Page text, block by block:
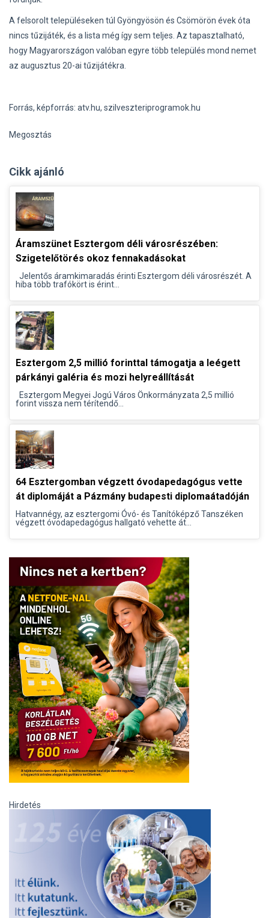
A felsorolt településeken túl Gyöngyösön és Csömörön évek óta
nincs tűzijáték, és a lista még így sem teljes. Az tapasztalható,
hogy Magyarországon valóban egyre több település mond nemet
az augusztus 20-ai tűzijátékra.
Forrás, képforrás: atv.hu, szilveszteriprogramok.hu
Megosztás
Cikk ajánló
Áramszünet Esztergom déli városrészében:
Szigetelőtörés okoz fennakadásokat
Jelentős áramkimaradás érinti Esztergom déli városrészét. A
hiba több trafókört is érint...
Esztergom 2,5 millió forinttal támogatja a leégett
párkányi galéria és mozi helyreállítását
Esztergom Megyei Jogú Város Önkormányzata 2,5 millió
forint vissza nem térítendő...
64 Esztergomban végzett óvodapedagógus vette
át diplomáját a Pázmány budapesti diplomaátadóján
Hatvannégy, az esztergomi Óvó- és Tanítóképző Tanszéken
végzett óvodapedagógus hallgató vehette át...
Hirdetés